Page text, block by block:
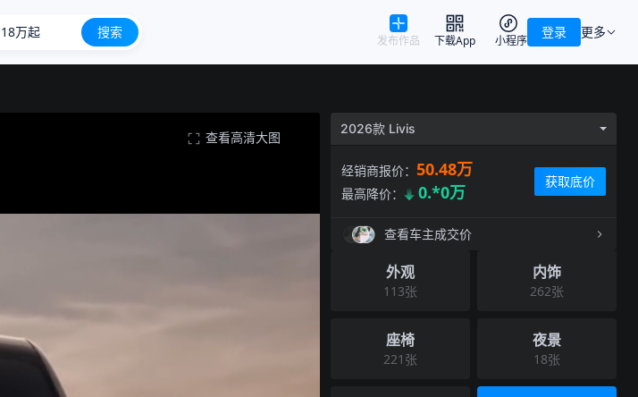
万起 搜索 更多
登录
发布作品 下载App 小程序
查看高清大图
2026款 Livis
经销商报价： 50.48万
最高降价： 0.*0万
获取底价
查看车主成交价
外观
113张
内饰
262张
座椅
221 张
夜景
18张